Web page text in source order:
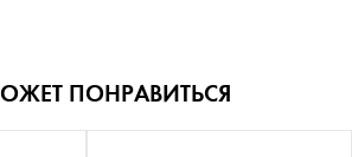
ПОНРАВИТЬСЯ